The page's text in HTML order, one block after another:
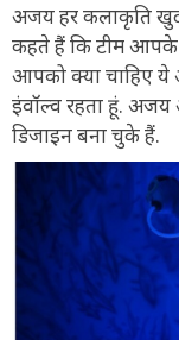
अजय हर कलाकृति खुद
कहते हैं कि टीम
आपको क्या चाहिए ये
इंवॉल्व रहता हूं.
डिजाइन बना चुके हैं.